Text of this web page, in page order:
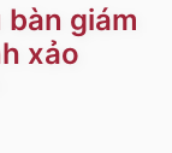
giám
xảo